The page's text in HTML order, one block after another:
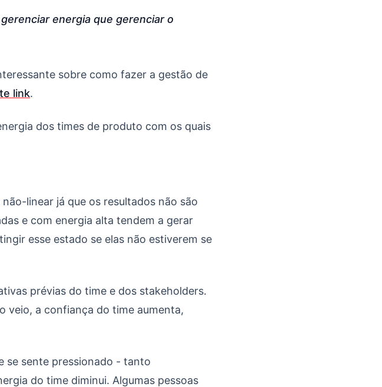
energia que gerenciar o
sobre como fazer a gestão de
link.
dos times de produto com os quais
linear já que os resultados não são
e com energia alta tendem a gerar
esse estado se elas não estiverem se
prévias do time e dos stakeholders.
veio, a confiança do time aumenta,
se sente pressionado - tanto
do time diminui. Algumas pessoas